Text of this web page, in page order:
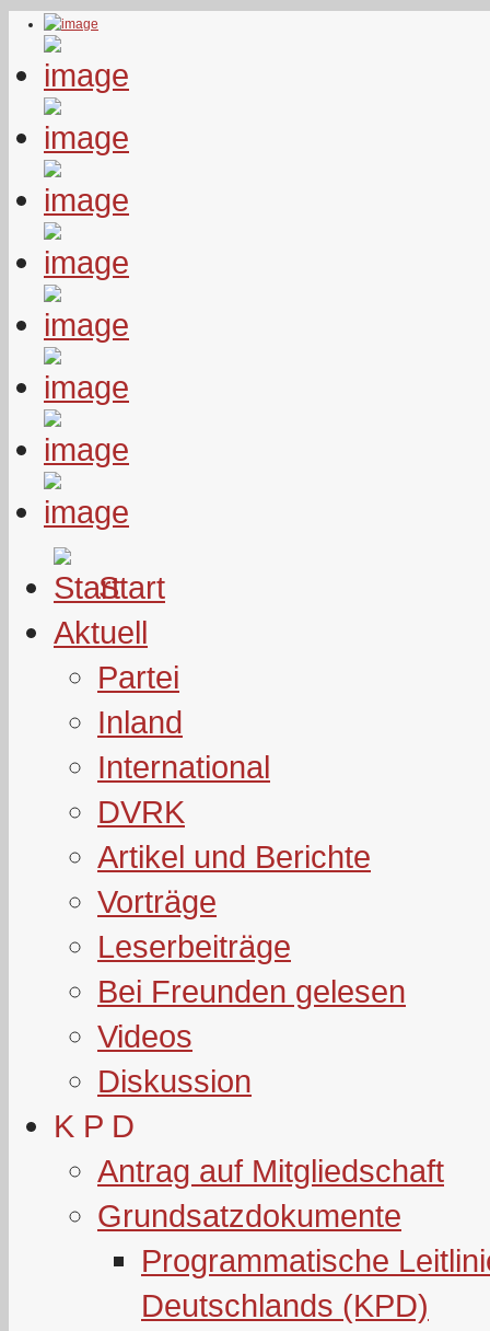
Start
Aktuell
Partei
Inland
International
DVRK
Artikel und Berichte
Vorträge
Leserbeiträge
Bei Freunden gelesen
Videos
Diskussion
K P D
Antrag auf Mitgliedschaft
Grundsatzdokumente
Programmatische
Deutschlands (KPD)